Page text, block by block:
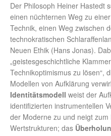
Der Philosoph Heiner Hastedt
einen nüchternen Weg zu
Technik, einen Weg zwischen
technokratischen
Neuen Ethik (Hans Jonas).
„geistesgeschichtliche
Technikoptimismus zu lösen“,
Modellen von Aufklärung
Identitätsmodell weist der
identifizierten instrumentellen
der Moderne zu und neigt
Wertstrukturen; das